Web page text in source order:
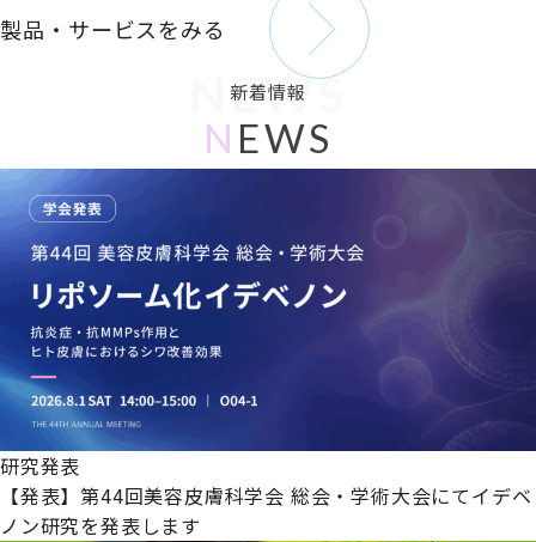
製品・サービスをみる
新着情報
NEWS
N EWS
研究発表
【発表】第44回美容皮膚科学会 総会・学術大会にてイデベ
ノン研究を発表します